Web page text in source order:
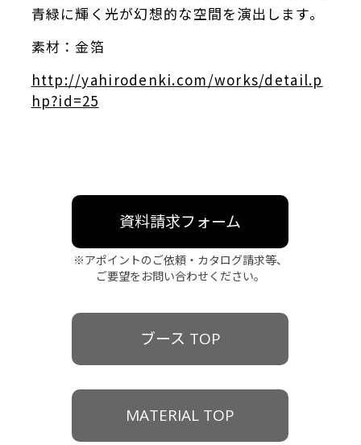
青緑に輝く光が幻想的な空間を演出します。
素材：金箔
http://yahirodenki.com/works/detail.p
hp?id=25
資料請求フォーム
※アポイントのご依頼・カタログ請求等、
ご要望をお問い合わせください。
ブース TOP
MATERIAL TOP